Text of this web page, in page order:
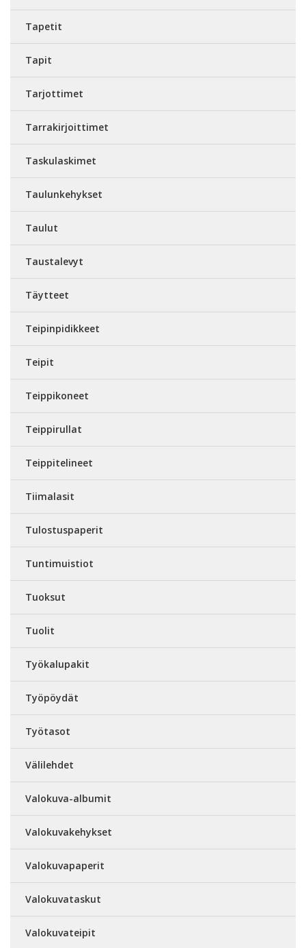
Tapetit
Tapit
Tarjottimet
Tarrakirjoittimet
Taskulaskimet
Taulunkehykset
Taulut
Taustalevyt
Täytteet
Teipinpidikkeet
Teipit
Teippikoneet
Teippirullat
Teippitelineet
Tiimalasit
Tulostuspaperit
Tuntimuistiot
Tuoksut
Tuolit
Työkalupakit
Työpöydät
Työtasot
Välilehdet
Valokuva-albumit
Valokuvakehykset
Valokuvapaperit
Valokuvataskut
Valokuvateipit